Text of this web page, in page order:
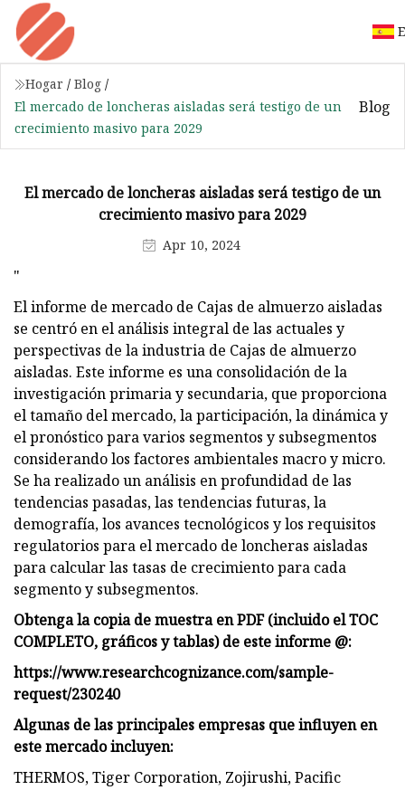
Hogar / Blog /
El mercado de loncheras aisladas será testigo de un
crecimiento masivo para 2029
Blog
El mercado de loncheras aisladas será testigo de un
crecimiento masivo para 2029
Apr 10, 2024
"
El informe de mercado de Cajas de almuerzo aisladas
se centró en el análisis integral de las actuales y
perspectivas de la industria de Cajas de almuerzo
aisladas. Este informe es una consolidación de la
investigación primaria y secundaria, que proporciona
el tamaño del mercado, la participación, la dinámica y
el pronóstico para varios segmentos y subsegmentos
considerando los factores ambientales macro y micro.
Se ha realizado un análisis en profundidad de las
tendencias pasadas, las tendencias futuras, la
demografía, los avances tecnológicos y los requisitos
regulatorios para el mercado de loncheras aisladas
para calcular las tasas de crecimiento para cada
segmento y subsegmentos.
Obtenga la copia de muestra en PDF (incluido el TOC
COMPLETO, gráficos y tablas) de este informe @:
https://www.researchcognizance.com/sample-
request/230240
Algunas de las principales empresas que influyen en
este mercado incluyen:
THERMOS, Tiger Corporation, Zojirushi, Pacific